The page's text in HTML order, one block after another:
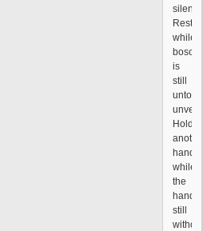
silent
Rest
while
bosom
is
still
Hold
hand
while
the
hand's
still
without